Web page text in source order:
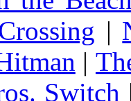
|
|
Switch